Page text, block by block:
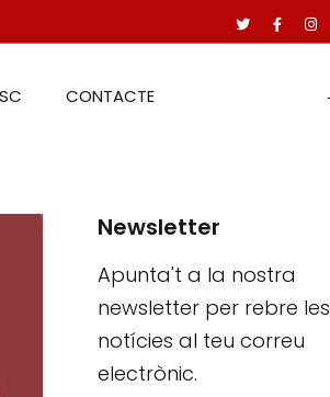
CONTACTE
Newsletter
Apunta't a la nostra
newsletter per rebre les
notícies al teu correu
electrònic.